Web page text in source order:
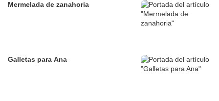
Mermelada de zanahoria
Galletas para Ana